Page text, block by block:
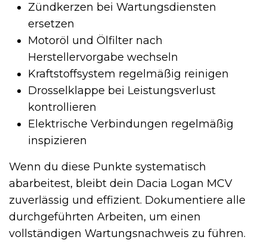
Zündkerzen bei Wartungsdiensten
ersetzen
Motoröl und Ölfilter nach
Herstellervorgabe wechseln
Kraftstoffsystem regelmäßig reinigen
Drosselklappe bei Leistungsverlust
kontrollieren
Elektrische Verbindungen regelmäßig
inspizieren
Wenn du diese Punkte systematisch
abarbeitest, bleibt dein Dacia Logan MCV
zuverlässig und effizient. Dokumentiere alle
durchgeführten Arbeiten, um einen
vollständigen Wartungsnachweis zu führen.